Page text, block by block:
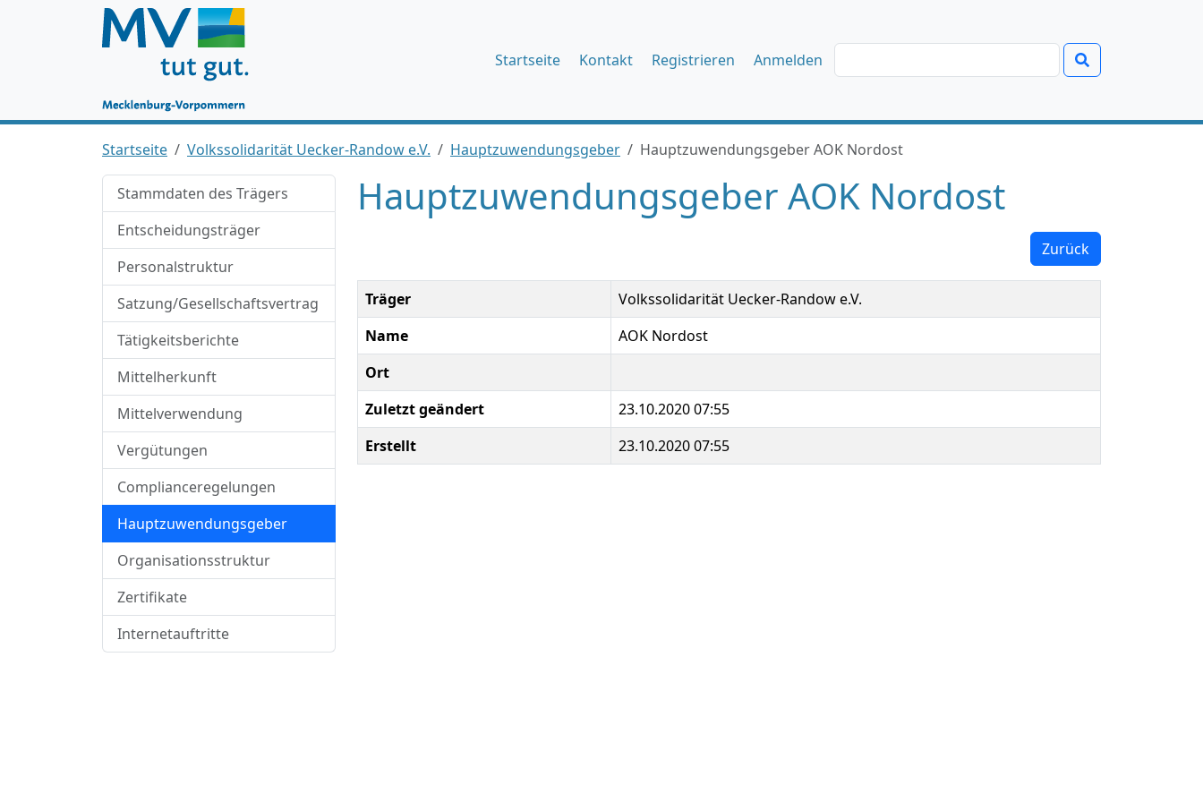
Startseite Kontakt Registrieren Anmelden
Startseite Volkssolidarität Uecker-Randow e.V. Hauptzuwendungsgeber Hauptzuwendungsgeber AOK Nordost
Stammdaten des Trägers
Entscheidungsträger
Personalstruktur
Satzung/Gesellschaftsvertrag
Tätigkeitsberichte
Mittelherkunft
Mittelverwendung
Vergütungen
Complianceregelungen
Hauptzuwendungsgeber
Organisationsstruktur
Zertifikate
Internetauftritte
Hauptzuwendungsgeber AOK Nordost
Zurück
Träger
Volkssolidarität Uecker-Randow e.V.
Name
AOK Nordost
Ort
Zuletzt geändert
23.10.2020 07:55
Erstellt
23.10.2020 07:55